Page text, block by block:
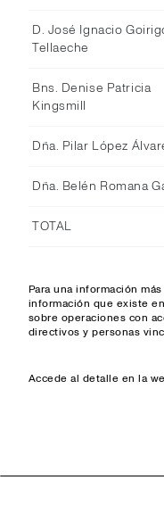
D. José Ignacio
Tellaeche
Bns. Denise Patricia
Kingsmill
Dña. Pilar López
Dña. Belén Romana
TOTAL
Para una información
información que existe
sobre operaciones con
directivos y personas
Accede al detalle en la